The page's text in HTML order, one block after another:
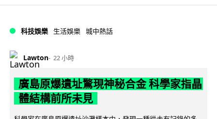
科技娛樂 生活娛樂 城中熱話
Lawton 22 小時
廣島原爆遺址驚現神秘合金 科學家指晶
體結構前所未見